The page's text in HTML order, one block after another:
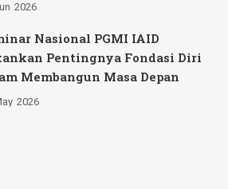
2026
Nasional PGMI IAID
Pentingnya Fondasi Diri
Membangun Masa Depan
2026